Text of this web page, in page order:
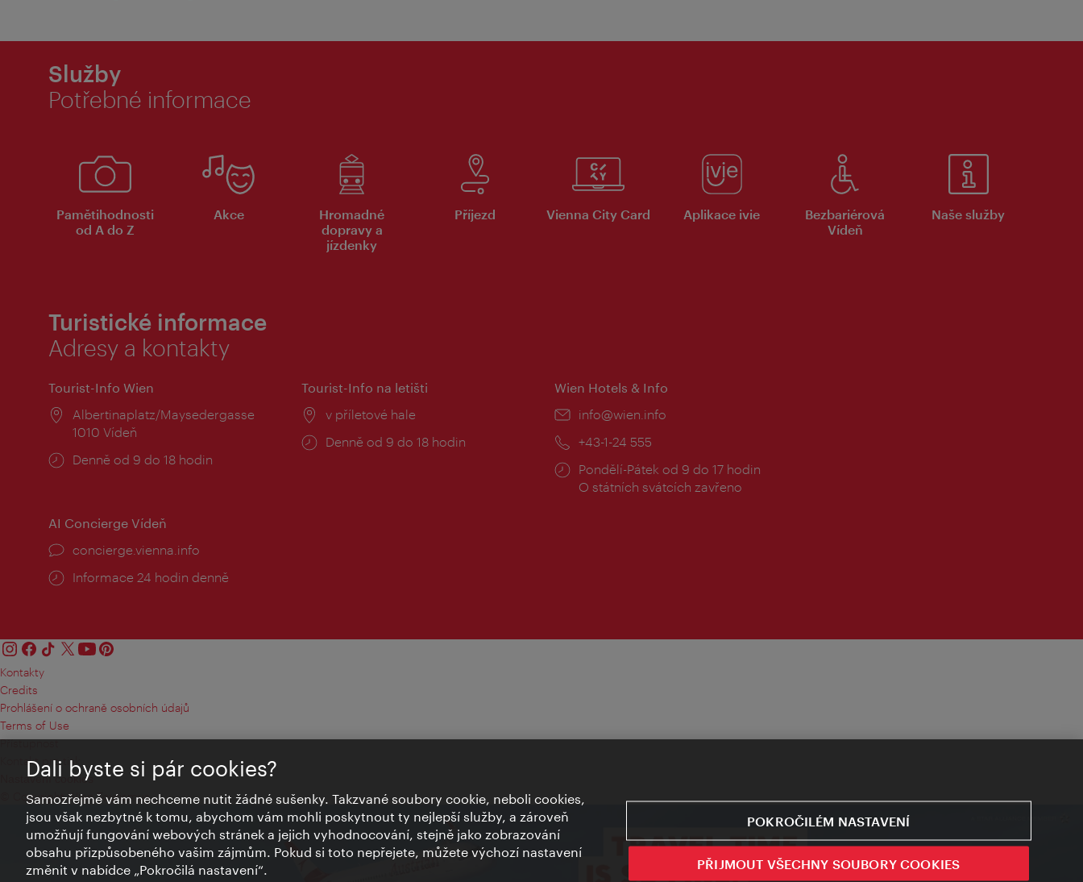
Služby
Potřebné informace
Pamětihodnosti
od A do Z
Akce
Hromadné
dopravy a
jízdenky
Příjezd Vienna City Card Aplikace ivie
Bezbariérová
Vídeň
Naše služby
Turistické informace
Adresy a kontakty
Tourist-Info Wien
Místo:
Albertinaplatz/Maysedergasse
1010 Vídeň
Provozní
Denně od 9 do 18 hodin
Tourist-Info na letišti
Místo:
v příletové hale
Provozní
Denně od 9 do 18 hodin
Wien Hotels & Info
E-
info@wien.info
Telefon:
+43-1-24 555
Provozní
doba:
Pondělí-Pátek od 9 do 17 hodin
O státních svátcích zavřeno
AI Concierge Vídeň
concierge.vienna.info
Informace 24 hodin denně
Kontakty
Credits
Prohlášení o ochraně osobních údajů
Terms of Use
Přístupnost
Kontakt pro tisk
Nastavení cookies
© Copyright Wien Tourismus
Dali byste si pár cookies?
Samozřejmě vám nechceme nutit žádné sušenky. Takzvané soubory cookie, neboli cookies,
jsou však nezbytné k tomu, abychom vám mohli poskytnout ty nejlepší služby, a zároveň
umožňují fungování webových stránek a jejich vyhodnocování, stejně jako zobrazování
obsahu přizpůsobeného vašim zájmům. Pokud si toto nepřejete, můžete výchozí nastavení
změnit v nabídce „Pokročilá nastavení“.
POKROČILÉM NASTAVENÍ
PŘIJMOUT VŠECHNY SOUBORY COOKIES